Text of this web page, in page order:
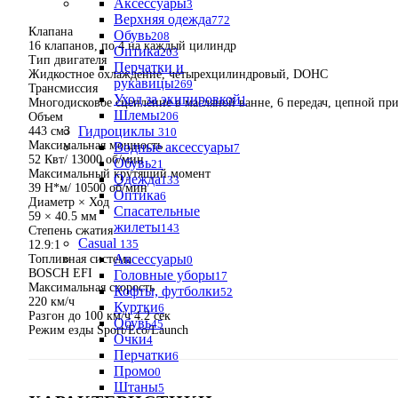
Аксессуары3
Верхняя одежда772
Обувь208
Оптика203
Перчатки и
рукавицы269
Уход за экипировкой1
Шлемы206
Гидроциклы 310
Водные аксессуары7
Обувь21
Одежда133
Оптика6
Спасательные
жилеты143
Casual 135
Аксессуары0
Головные уборы17
Кофты, футболки52
Куртки6
Обувь45
Очки4
Перчатки6
Промо0
Штаны5
Клапана
16 клапанов, по 4 на каждый цилиндр
Тип двигателя
Жидкостное охлаждение, четырехцилиндровый, DOHC
Трансмиссия
Многодисковое сцепление в масляной ванне, 6 передач, цепной
Объем
443 см3
Максимальная мощность
52 Квт/ 13000 об/мин
Максимальный крутящий момент
39 Н*м/ 10500 об/мин
Диаметр × Ход
59 × 40.5 мм
Степень сжатия
12.9:1
Топливная система
BOSCH EFI
Максимальная скорость
220 км/ч
Разгон до 100 км/ч 4.2 сек
Режим езды Sport/Eco/Launch